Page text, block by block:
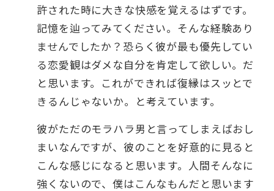
許された時に大きな快感を覚えるはずです。
記憶を辿ってみてください。そんな経験あり
ませんでしたか？恐らく彼が最も優先してい
る恋愛観はダメな自分を肯定して欲しい。だ
と思います。これができれば復縁はスッとで
きるんじゃないか。と考えています。
彼がただのモラハラ男と言ってしまえばおし
まいなんですが、彼のことを好意的に見ると
こんな感じになると思います。人間そんなに
強くないので、僕はこんなもんだと思います